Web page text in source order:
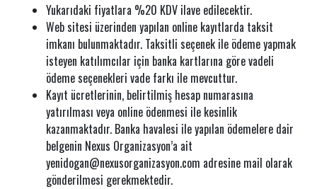
Yukarıdaki fiyatlara %20 KDV ilave edilecektir.
Web sitesi üzerinden yapılan online kayıtlarda taksit
imkanı bulunmaktadır. Taksitli seçenek ile ödeme yapmak
isteyen katılımcılar için banka kartlarına göre vadeli
ödeme seçenekleri vade farkı ile mevcuttur.
Kayıt ücretlerinin, belirtilmiş hesap numarasına
yatırılması veya online ödenmesi ile kesinlik
kazanmaktadır. Banka havalesi ile yapılan ödemelere dair
belgenin Nexus Organizasyon’a ait
yenidogan@nexusorganizasyon.com adresine mail olarak
gönderilmesi gerekmektedir.